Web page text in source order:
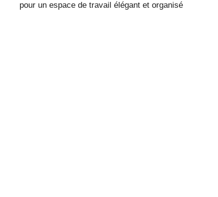
pour un espace de travail élégant et organisé